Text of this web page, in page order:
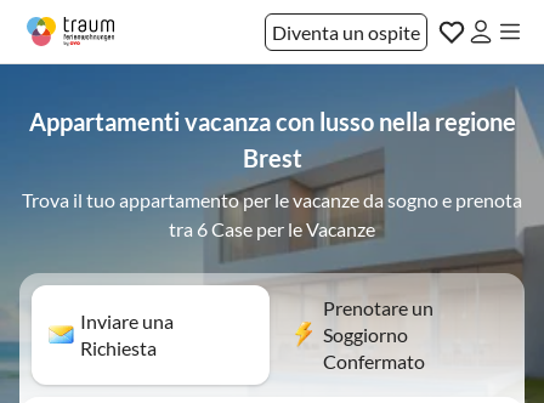
Diventa un ospite
Appartamenti vacanza con lusso nella regione
Brest
Trova il tuo appartamento per le vacanze da sogno e prenota
tra 6 Case per le Vacanze
Inviare una
Richiesta
Prenotare un
Soggiorno
Confermato